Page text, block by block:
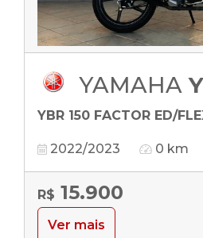
YAMAHA
YBR 150 FACTOR ED/
2022/2023 0 km
R$ 15.900
Ver mais